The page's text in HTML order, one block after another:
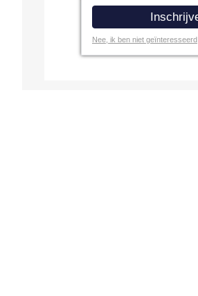
Nee, ik ben niet geïnteresseerd